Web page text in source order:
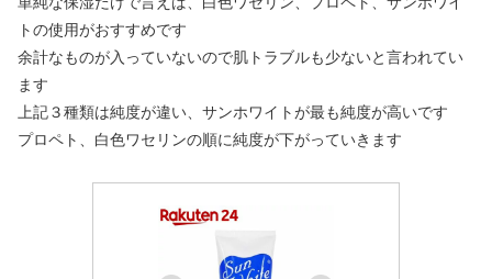
トの使用がおすすめです
余計なものが入っていないので肌トラブルも少ないと言われてい
ます
上記３種類は純度が違い、サンホワイトが最も純度が高いです
プロペト、白色ワセリンの順に純度が下がっていきます